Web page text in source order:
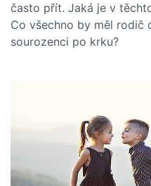
často přít. Jaká je v
Co všechno by měl rodič
sourozenci po krku?